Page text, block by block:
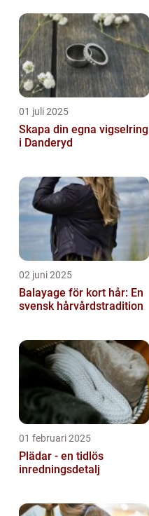
01 juli 2025
Skapa din egna vigselring
i Danderyd
02 juni 2025
Balayage för kort hår: En
svensk hårvårdstradition
01 februari 2025
Plädar - en tidlös
inredningsdetalj